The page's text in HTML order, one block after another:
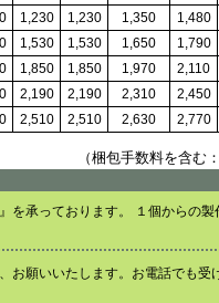
1,230 1,230 1,350 1,480
1,530 1,530 1,650 1,790
1,850 1,850 1,970 2,110
2,190 2,190 2,310 2,450
2,510 2,510 2,630 2,770
（梱包手数料を含む
を承っております。 １個からの
お願いいたします。お電話でも受